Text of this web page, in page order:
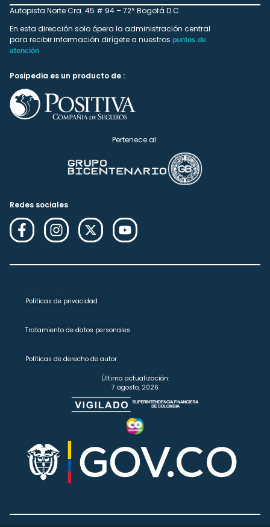
Autopista Norte Cra. 45 # 94 – 72* Bogotá D.C
En esta dirección solo ópera la administración central
para recibir información dirígete a nuestros puntos de
atención
Posipedia es un producto de :
Pertenece al:
Redes sociales
Políticas de privacidad
Tratamiento de datos personales
Políticas de derecho de autor
Última actualización:
7 agosto, 2026